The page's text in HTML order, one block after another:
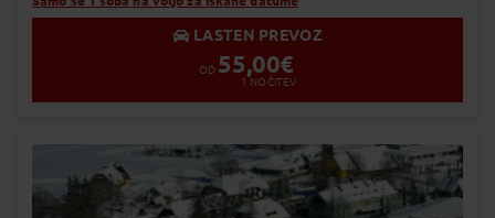
LASTEN PREVOZ
OD 55,00€
1 NOČITEV